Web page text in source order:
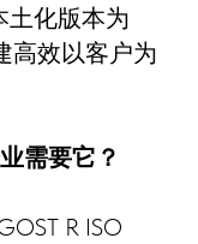
土化版本为
高效以客户为
需要它？
R ISO